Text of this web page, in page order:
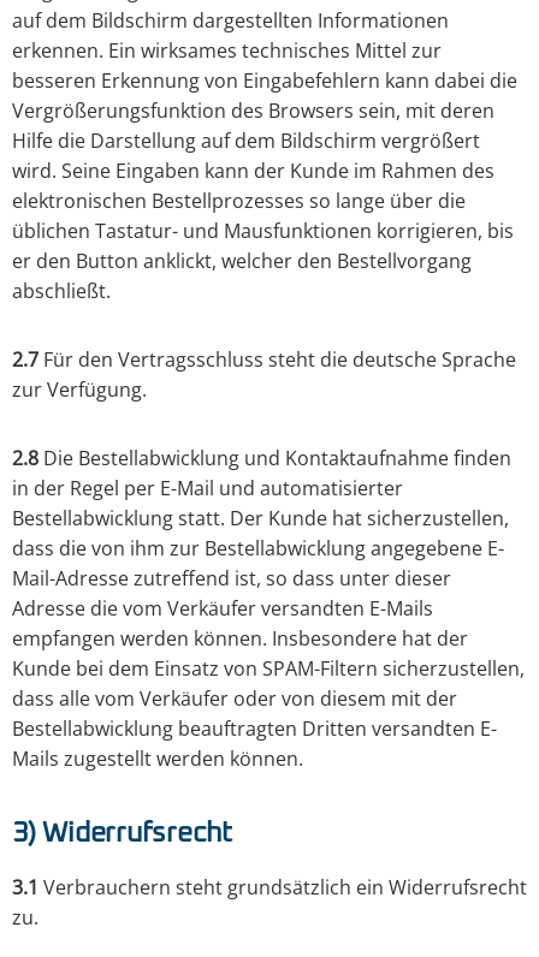
auf dem Bildschirm dargestellten Informationen
erkennen. Ein wirksames technisches Mittel zur
besseren Erkennung von Eingabefehlern kann dabei die
Vergrößerungsfunktion des Browsers sein, mit deren
Hilfe die Darstellung auf dem Bildschirm vergrößert
wird. Seine Eingaben kann der Kunde im Rahmen des
elektronischen Bestellprozesses so lange über die
üblichen Tastatur- und Mausfunktionen korrigieren, bis
er den Button anklickt, welcher den Bestellvorgang
abschließt.
2.7 Für den Vertragsschluss steht die deutsche Sprache
zur Verfügung.
2.8 Die Bestellabwicklung und Kontaktaufnahme finden
in der Regel per E-Mail und automatisierter
Bestellabwicklung statt. Der Kunde hat sicherzustellen,
dass die von ihm zur Bestellabwicklung angegebene E-
Mail-Adresse zutreffend ist, so dass unter dieser
Adresse die vom Verkäufer versandten E-Mails
empfangen werden können. Insbesondere hat der
Kunde bei dem Einsatz von SPAM-Filtern sicherzustellen,
dass alle vom Verkäufer oder von diesem mit der
Bestellabwicklung beauftragten Dritten versandten E-
Mails zugestellt werden können.
3) Widerrufsrecht
3.1 Verbrauchern steht grundsätzlich ein Widerrufsrecht
zu.